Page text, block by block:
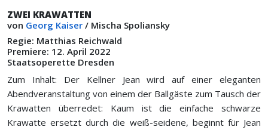
ZWEI KRAWATTEN
von Georg Kaiser / Mischa Spoliansky
Regie: Matthias Reichwald
Premiere: 12. April 2022
Staatsoperette Dresden
Zum Inhalt: Der Kellner Jean wird auf einer eleganten
Abendveranstaltung von einem der Ballgäste zum Tausch der
Krawatten überredet: Kaum ist die einfache schwarze
Krawatte ersetzt durch die weiß-seidene, beginnt für Jean